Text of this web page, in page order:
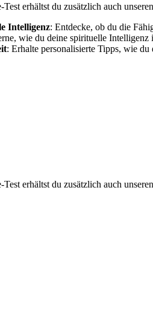
erhältst du zusätzlich auch
Intelligenz: Entdecke, ob du die
wie du deine spirituelle Intelligenz
: Erhalte personalisierte Tipps, wie
erhältst du zusätzlich auch